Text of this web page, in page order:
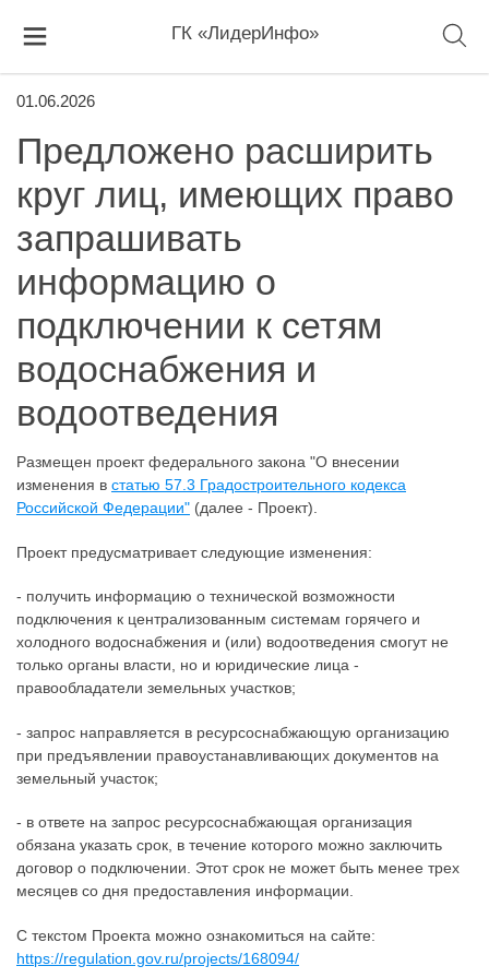
ГК «ЛидерИнфо»
01.06.2026
Предложено расширить
круг лиц, имеющих право
запрашивать
информацию о
подключении к сетям
водоснабжения и
водоотведения
Размещен проект федерального закона "О внесении
изменения в статью 57.3 Градостроительного кодекса
Российской Федерации" (далее - Проект).
Проект предусматривает следующие изменения:
- получить информацию о технической возможности
подключения к централизованным системам горячего и
холодного водоснабжения и (или) водоотведения смогут не
только органы власти, но и юридические лица -
правообладатели земельных участков;
- запрос направляется в ресурсоснабжающую организацию
при предъявлении правоустанавливающих документов на
земельный участок;
- в ответе на запрос ресурсоснабжающая организация
обязана указать срок, в течение которого можно заключить
договор о подключении. Этот срок не может быть менее трех
месяцев со дня предоставления информации.
С текстом Проекта можно ознакомиться на сайте:
https://regulation.gov.ru/projects/168094/